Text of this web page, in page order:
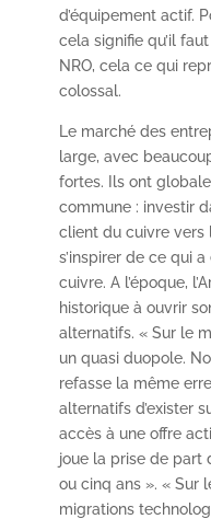
d’équipement actif.
cela signifie qu’il
NRO, cela ce qui
colossal.
Le marché des
large, avec
fortes. Ils ont
commune : investir
client du cuivre vers
s’inspirer de ce qui
cuivre. A l’époque,
historique à ouvrir
alternatifs. « Sur le
un quasi duopole.
refasse la même
alternatifs d’exister
accès à une offre
joue la prise de part
ou cinq ans ». « Sur
migrations